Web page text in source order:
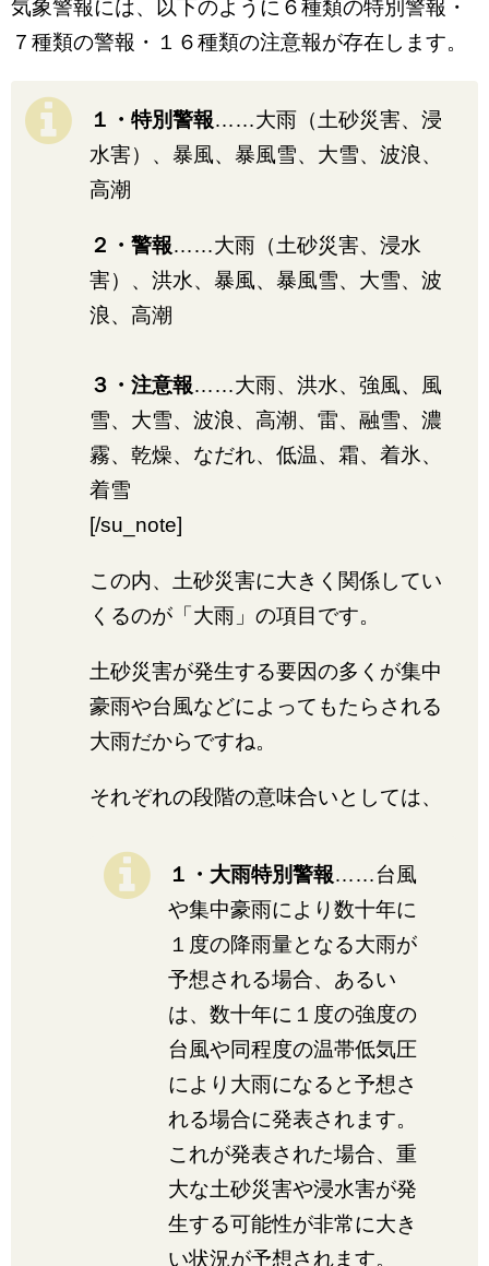
気象警報には、以下のように６種類の特別警報・
７種類の警報・１６種類の注意報が存在します。
１・特別警報……大雨（土砂災害、浸
水害）、暴風、暴風雪、大雪、波浪、
高潮
２・警報……大雨（土砂災害、浸水
害）、洪水、暴風、暴風雪、大雪、波
浪、高潮
３・注意報……大雨、洪水、強風、風
雪、大雪、波浪、高潮、雷、融雪、濃
霧、乾燥、なだれ、低温、霜、着氷、
着雪
[/su_note]
この内、土砂災害に大きく関係してい
くるのが「大雨」の項目です。
土砂災害が発生する要因の多くが集中
豪雨や台風などによってもたらされる
大雨だからですね。
それぞれの段階の意味合いとしては、
１・大雨特別警報……台風
や集中豪雨により数十年に
１度の降雨量となる大雨が
予想される場合、あるい
は、数十年に１度の強度の
台風や同程度の温帯低気圧
により大雨になると予想さ
れる場合に発表されます。
これが発表された場合、重
大な土砂災害や浸水害が発
生する可能性が非常に大き
い状況が予想されます。